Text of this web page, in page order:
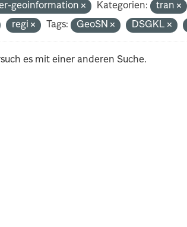
geoinformation
Kategorien: tran
regi Tags: GeoSN DSGKL
es mit einer anderen Suche.